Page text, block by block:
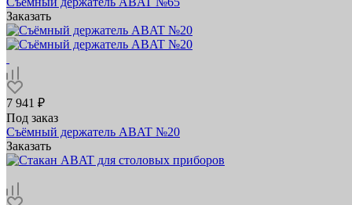
Заказать
7 941 ₽
Под заказ
Съёмный держатель ABAT №20
Заказать